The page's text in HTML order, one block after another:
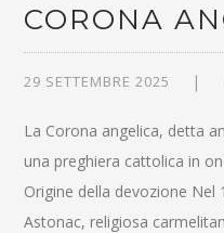
CORONA
29 SETTEMBRE 2025
La Corona angelica, detta
una preghiera cattolica in
Origine della devozione Nel
Astonac, religiosa